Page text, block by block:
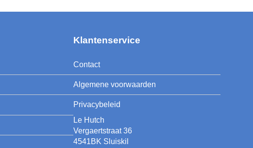
Klantenservice
Contact
Algemene voorwaarden
Privacybeleid
Le Hutch
Vergaertstraat 36
4541BK Sluiskil